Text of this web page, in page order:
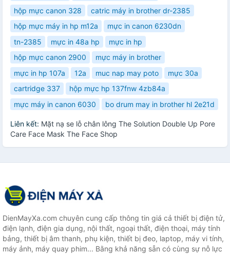
hộp mực canon 328
catric máy in brother dr-2385
hộp mực máy in hp m12a
mực in canon 6230dn
tn-2385
mực in 48a hp
mực in hp
hộp mực canon 2900
mực máy in brother
mực in hp 107a
12a muc nap may poto
mực 30a
cartridge 337
hộp mực hp 137fnw 4zb84a
mực máy in canon 6030
bo drum may in brother hl 2e21d
Liên kết: Mặt nạ se lỗ chân lông The Solution Double Up Pore
Care Face Mask The Face Shop
DienMayXa.com chuyên cung cấp thông tin giá cả thiết bị điện tử,
điện lạnh, điện gia dụng, nội thất, ngoại thất, điện thoại, máy tính
bảng, thiết bị âm thanh, phụ kiện, thiết bị đeo, laptop, máy vi tính,
máy ảnh, máy quay phim... Bằng khả năng sẵn có cùng sự nỗ lực